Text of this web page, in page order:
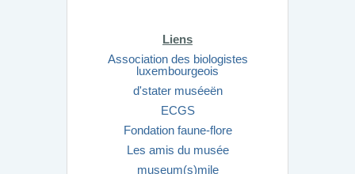
Liens
Association des biologistes
luxembourgeois
d'stater muséeën
ECGS
Fondation faune-flore
Les amis du musée
museum(s)mile